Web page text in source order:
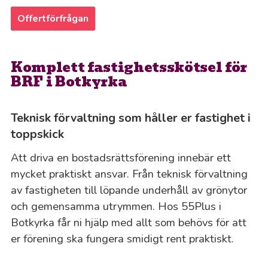
Offertförfrågan
Komplett fastighetsskötsel för
BRF i Botkyrka
Teknisk förvaltning som håller er fastighet i
toppskick
Att driva en bostadsrättsförening innebär ett
mycket praktiskt ansvar. Från teknisk förvaltning
av fastigheten till löpande underhåll av grönytor
och gemensamma utrymmen. Hos 55Plus i
Botkyrka får ni hjälp med allt som behövs för att
er förening ska fungera smidigt rent praktiskt.